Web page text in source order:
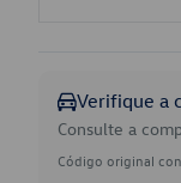
Verifique a
Consulte a
Código original